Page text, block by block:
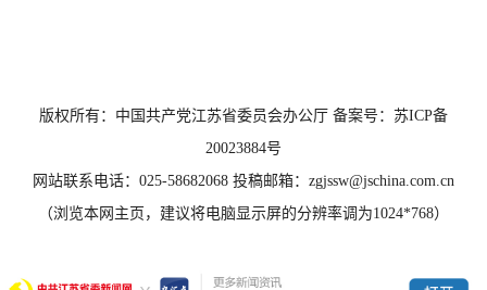
版权所有：中国共产党江苏省委员会办公厅 备案号：苏ICP备
20023884号
网站联系电话：025-58682068 投稿邮箱：zgjssw@jschina.com.cn
（浏览本网主页，建议将电脑显示屏的分辨率调为1024*768）